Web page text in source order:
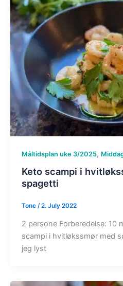
Måltidsplan uke 3/2025,
Keto scampi i
spagetti
Tone /2. July 2022
2 persone Forberedelse: 10
scampi i hvitløkssmør med
jeg lyst